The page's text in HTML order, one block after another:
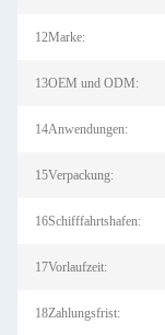
12Marke:
13OEM und ODM:
14Anwendungen:
15Verpackung:
16Schifffahrtshafen:
17Vorlaufzeit:
18Zahlungsfrist: